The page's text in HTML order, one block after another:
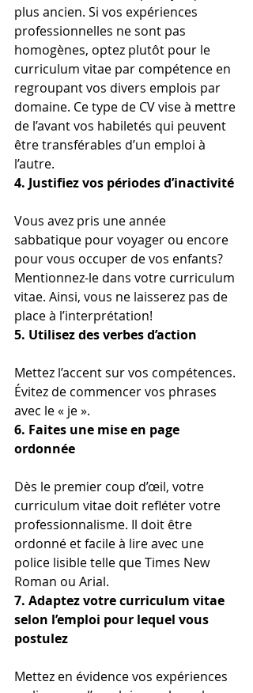
plus ancien. Si vos expériences
professionnelles ne sont pas
homogènes, optez plutôt pour le
curriculum vitae par compétence en
regroupant vos divers emplois par
domaine. Ce type de CV vise à mettre
de l’avant vos habiletés qui peuvent
être transférables d’un emploi à
l’autre.
4. Justifiez vos périodes d’inactivité
Vous avez pris une année
sabbatique pour voyager ou encore
pour vous occuper de vos enfants?
Mentionnez-le dans votre curriculum
vitae. Ainsi, vous ne laisserez pas de
place à l’interprétation!
5. Utilisez des verbes d’action
Mettez l’accent sur vos compétences.
Évitez de commencer vos phrases
avec le « je ».
6. Faites une mise en page
ordonnée
Dès le premier coup d’œil, votre
curriculum vitae doit refléter votre
professionnalisme. Il doit être
ordonné et facile à lire avec une
police lisible telle que Times New
Roman ou Arial.
7. Adaptez votre curriculum vitae
selon l’emploi pour lequel vous
postulez
Mettez en évidence vos expériences